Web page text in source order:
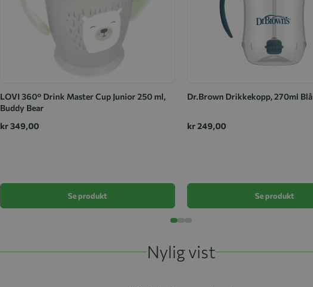
LOVI 360° Drink Master Cup Junior 250 ml,
Buddy Bear
kr 349,00
Se produkt
Dr.Brown Drikkekopp, 270ml Blå
kr 249,00
Se produkt
Nylig vist